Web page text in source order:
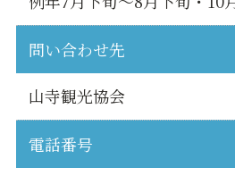
問い合わせ先
山寺観光協会
電話番号